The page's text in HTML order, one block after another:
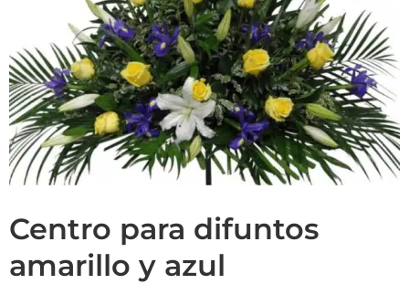
Centro para difuntos
amarillo y azul